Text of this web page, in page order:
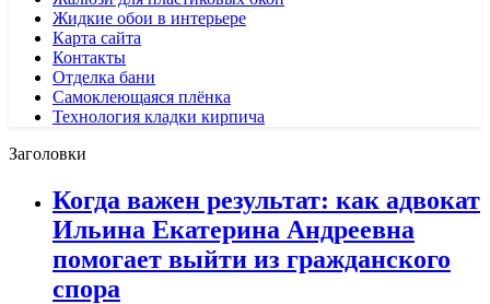
Жидкие обои в интерьере
Карта сайта
Контакты
Отделка бани
Самоклеющаяся плёнка
Технология кладки кирпича
Заголовки
Когда важен результат: как адвокат
Ильина Екатерина Андреевна
помогает выйти из гражданского
спора